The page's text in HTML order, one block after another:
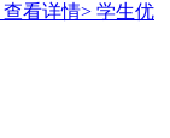
查看详情> 学生优